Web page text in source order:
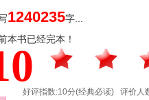
1240235字...
本书已经完本！
好评指数:10分(经典必读) 评价人